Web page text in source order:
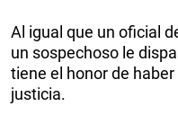
Al igual que un oficial
un sospechoso le
tiene el honor de
justicia.